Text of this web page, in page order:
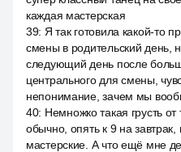
каждая мастерская
39: Я так готовила какой-то
смены в родительский день,
следующий день после
центрального для смены,
непонимание, зачем мы
40: Немножко такая грусть от
обычно, опять к 9 на
мастерские. А что ещё мне